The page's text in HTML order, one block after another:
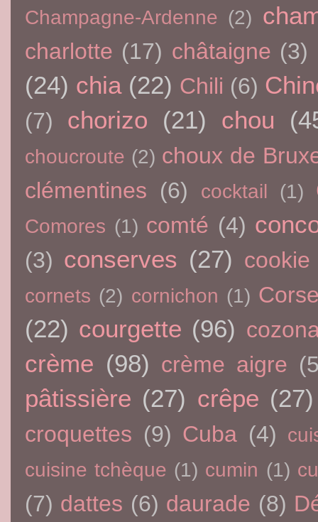
Champagne-Ardenne (2)
charlotte (17) châtaigne (3)
(24) chia (22) Chili (6)
(7) chorizo (21) chou
choucroute (2) choux de
clémentines (6) cocktail (1)
Comores (1) comté (4)
(3) conserves (27) cookie
cornets (2) cornichon (1)
(22) courgette (96)
crème (98) crème aigre
pâtissière (27) crêpe (27)
croquettes (9) Cuba (4)
cuisine tchèque (1) cumin (1)
(7) dattes (6) daurade (8)